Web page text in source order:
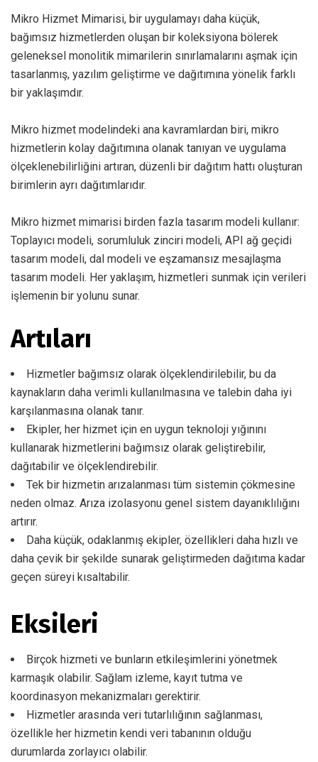
Mikro Hizmet Mimarisi, bir uygulamayı daha küçük,
bağımsız hizmetlerden oluşan bir koleksiyona bölerek
geleneksel monolitik mimarilerin sınırlamalarını aşmak için
tasarlanmış, yazılım geliştirme ve dağıtımına yönelik farklı
bir yaklaşımdır.
Mikro hizmet modelindeki ana kavramlardan biri, mikro
hizmetlerin kolay dağıtımına olanak tanıyan ve uygulama
ölçeklenebilirliğini artıran, düzenli bir dağıtım hattı oluşturan
birimlerin ayrı dağıtımlarıdır.
Mikro hizmet mimarisi birden fazla tasarım modeli kullanır:
Toplayıcı modeli, sorumluluk zinciri modeli, API ağ geçidi
tasarım modeli, dal modeli ve eşzamansız mesajlaşma
tasarım modeli. Her yaklaşım, hizmetleri sunmak için verileri
işlemenin bir yolunu sunar.
Artıları
Hizmetler bağımsız olarak ölçeklendirilebilir, bu da
kaynakların daha verimli kullanılmasına ve talebin daha iyi
karşılanmasına olanak tanır.
Ekipler, her hizmet için en uygun teknoloji yığınını
kullanarak hizmetlerini bağımsız olarak geliştirebilir,
dağıtabilir ve ölçeklendirebilir.
Tek bir hizmetin arızalanması tüm sistemin çökmesine
neden olmaz. Arıza izolasyonu genel sistem dayanıklılığını
artırır.
Daha küçük, odaklanmış ekipler, özellikleri daha hızlı ve
daha çevik bir şekilde sunarak geliştirmeden dağıtıma kadar
geçen süreyi kısaltabilir.
Eksileri
Birçok hizmeti ve bunların etkileşimlerini yönetmek
karmaşık olabilir. Sağlam izleme, kayıt tutma ve
koordinasyon mekanizmaları gerektirir.
Hizmetler arasında veri tutarlılığının sağlanması,
özellikle her hizmetin kendi veri tabanının olduğu
durumlarda zorlayıcı olabilir.